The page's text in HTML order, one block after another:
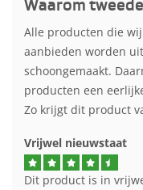
Waarom
Alle producten die
aanbieden worden
schoongemaakt.
producten een
Zo krijgt dit product
Vrijwel nieuwstaat
Dit product is in